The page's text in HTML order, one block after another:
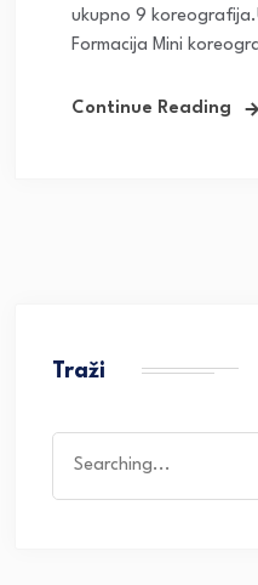
ukupno 9
Formacija Mini
Continue Reading
Traži
for: